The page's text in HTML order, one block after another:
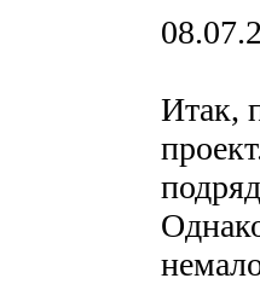
Итак,